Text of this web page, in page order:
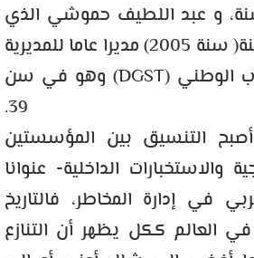
آنذاك 43 سنة، و عبد اللطيف حموشي الذي
عين في نفس السنة( سنة 2005) مديرا عاما للمديرية
العامة لمراقبة التراب الوطني (DGST) وهو في سن
39.
أصبح التنسيق بين المؤسستين
والاستخبارات الداخلية- عنوانا
في إدارة المخاطر، فالتاريخ
العالم ككل يظهر أن التنازع